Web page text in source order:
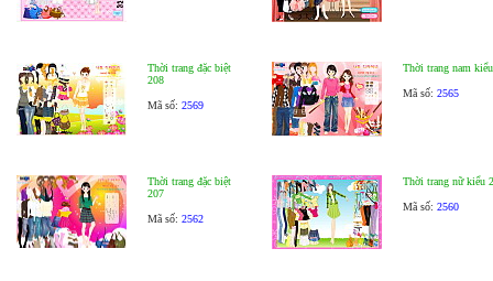
Thời trang đặc biệt
208
Mã số: 2569
Thời trang nam
Mã số: 2565
Thời trang đặc biệt
207
Mã số: 2562
Thời trang nữ kiểu
Mã số: 2560